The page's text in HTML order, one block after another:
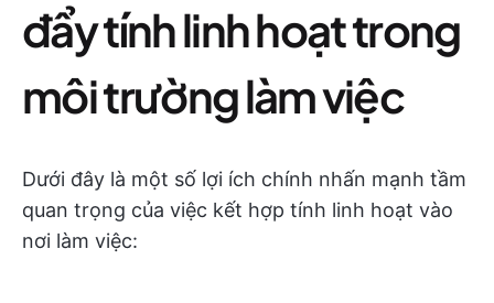
đẩy tính linh hoạt trong
môi trường làm việc
Dưới đây là một số lợi ích chính nhấn mạnh tầm
quan trọng của việc kết hợp tính linh hoạt vào
nơi làm việc: